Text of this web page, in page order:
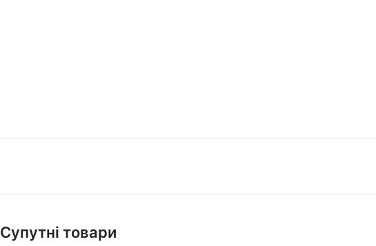
Супутні товари